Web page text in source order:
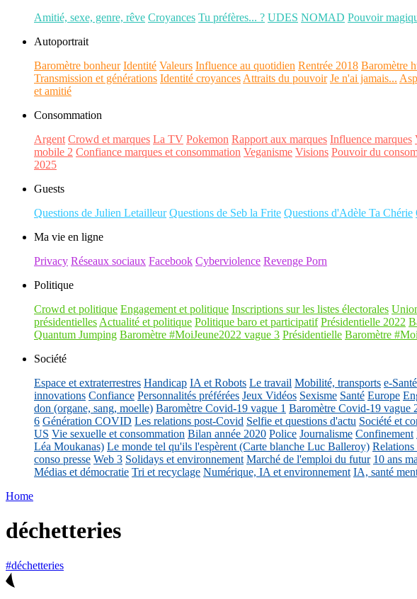
Amitié, sexe, genre, rêve Croyances Tu préfères... ? UDES NOMAD Pouvoir
Autoportrait
Baromètre bonheur Identité Valeurs Influence au quotidien Rentrée 2018 Baromètre
Transmission et générations Identité croyances Attraits du pouvoir Je n'ai jamais...
et amitié
Consommation
Argent Crowd et marques La TV Pokemon Rapport aux marques Influence marques
mobile 2 Confiance marques et consommation Veganisme Visions Pouvoir du
2025
Guests
Questions de Julien Letailleur Questions de Seb la Frite Questions d'Adèle Ta Chérie
Ma vie en ligne
Privacy Réseaux sociaux Facebook Cyberviolence Revenge Porn
Politique
Crowd et politique Engagement et politique Inscriptions sur les listes électorales
présidentielles Actualité et politique Politique baro et participatif Présidentielle 2022
Quantum Jumping Baromètre #MoiJeune2022 vague 3 Présidentielle Baromètre
Société
Espace et extraterrestres Handicap IA et Robots Le travail Mobilité, transports e-Santé
innovations Confiance Personnalités préférées Jeux Vidéos Sexisme Santé Europe
don (organe, sang, moelle) Baromètre Covid-19 vague 1 Baromètre Covid-19 vague
6 Génération COVID Les relations post-Covid Selfie et questions d'actu Société et
US Vie sexuelle et consommation Bilan année 2020 Police Journalisme Confinement
Léa Moukanas) Le monde tel qu'ils l'espèrent (Carte blanche Luc Balleroy) Relations
conso presse Web 3 Solidays et environnement Marché de l'emploi du futur 10 ans
Médias et démocratie Tri et recyclage Numérique, IA et environnement IA, santé
Home
déchetteries
#déchetteries